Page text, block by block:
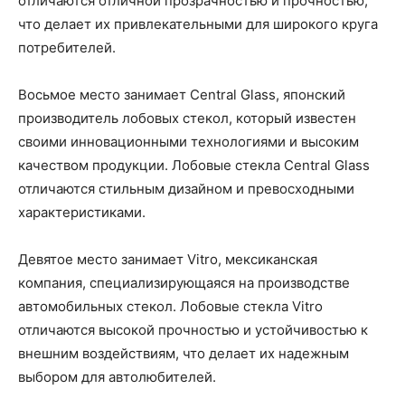
что делает их привлекательными для широкого круга
потребителей.
Восьмое место занимает Central Glass, японский
производитель лобовых стекол, который известен
своими инновационными технологиями и высоким
качеством продукции. Лобовые стекла Central Glass
отличаются стильным дизайном и превосходными
характеристиками.
Девятое место занимает Vitro, мексиканская
компания, специализирующаяся на производстве
автомобильных стекол. Лобовые стекла Vitro
отличаются высокой прочностью и устойчивостью к
внешним воздействиям, что делает их надежным
выбором для автолюбителей.